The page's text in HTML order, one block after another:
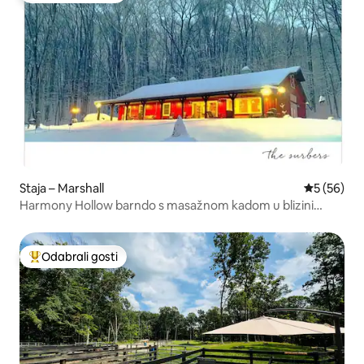
Staja – Marshall Prosječna
5 (56)
Harmony Hollow barndo s masažnom kadom u blizini
Među najviše rangiranima s oznakom „Odabrali gosti”
Odabrali gosti